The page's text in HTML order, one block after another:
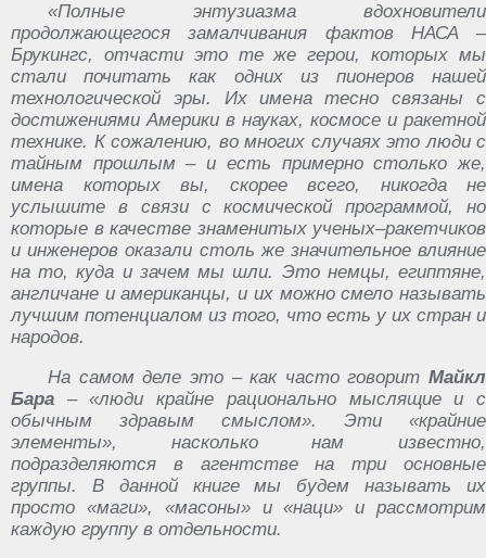
«Полные энтузиазма вдохновители
продолжающегося замалчивания фактов НАСА –
Брукингс, отчасти это те же герои, которых мы
стали почитать как одних из пионеров нашей
технологической эры. Их имена тесно связаны с
достижениями Америки в науках, космосе и ракетной
технике. К сожалению, во многих случаях это люди с
тайным прошлым – и есть примерно столько же,
имена которых вы, скорее всего, никогда не
услышите в связи с космической программой, но
которые в качестве знаменитых ученых–ракетчиков
и инженеров оказали столь же значительное влияние
на то, куда и зачем мы шли. Это немцы, египтяне,
англичане и американцы, и их можно смело называть
лучшим потенциалом из того, что есть у их стран и
народов.
На самом деле это – как часто говорит Майкл
Бара – «люди крайне рационально мыслящие и с
обычным здравым смыслом». Эти «крайние
элементы», насколько нам известно,
подразделяются в агентстве на три основные
группы. В данной книге мы будем называть их
просто «маги», «масоны» и «наци» и рассмотрим
каждую группу в отдельности.